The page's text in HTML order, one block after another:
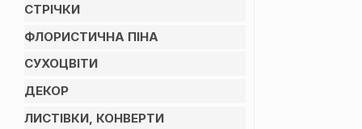
СТРІЧКИ
ФЛОРИСТИЧНА ПІНА
СУХОЦВІТИ
ДЕКОР
ЛИСТІВКИ, КОНВЕРТИ